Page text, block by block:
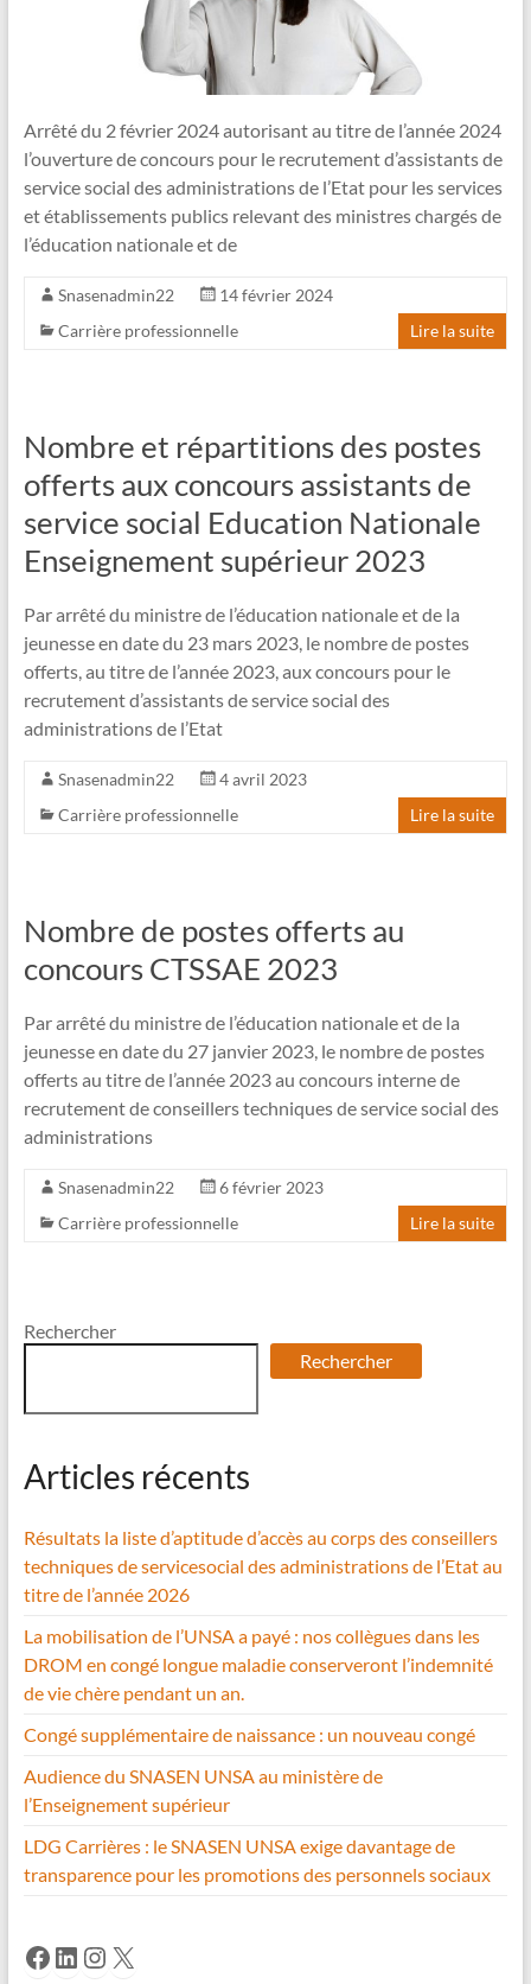
Arrêté du 2 février 2024 autorisant au titre de l’année 2024
l’ouverture de concours pour le recrutement d’assistants de
service social des administrations de l’Etat pour les services
et établissements publics relevant des ministres chargés de
l’éducation nationale et de
Snasenadmin22
14 février 2024
Carrière professionnelle
Lire la suite
Nombre et répartitions des postes
offerts aux concours assistants de
service social Education Nationale
Enseignement supérieur 2023
Par arrêté du ministre de l’éducation nationale et de la
jeunesse en date du 23 mars 2023, le nombre de postes
offerts, au titre de l’année 2023, aux concours pour le
recrutement d’assistants de service social des
administrations de l’Etat
Snasenadmin22
4 avril 2023
Carrière professionnelle
Lire la suite
Nombre de postes offerts au
concours CTSSAE 2023
Par arrêté du ministre de l’éducation nationale et de la
jeunesse en date du 27 janvier 2023, le nombre de postes
offerts au titre de l’année 2023 au concours interne de
recrutement de conseillers techniques de service social des
administrations
Snasenadmin22
6 février 2023
Carrière professionnelle
Lire la suite
Rechercher
Rechercher
Articles récents
Résultats la liste d’aptitude d’accès au corps des conseillers
techniques de servicesocial des administrations de l’Etat au
titre de l’année 2026
La mobilisation de l’UNSA a payé : nos collègues dans les
DROM en congé longue maladie conserveront l’indemnité
de vie chère pendant un an.
Congé supplémentaire de naissance : un nouveau congé
Audience du SNASEN UNSA au ministère de
l’Enseignement supérieur
LDG Carrières : le SNASEN UNSA exige davantage de
transparence pour les promotions des personnels sociaux
Facebook
LinkedIn
Instagram
X